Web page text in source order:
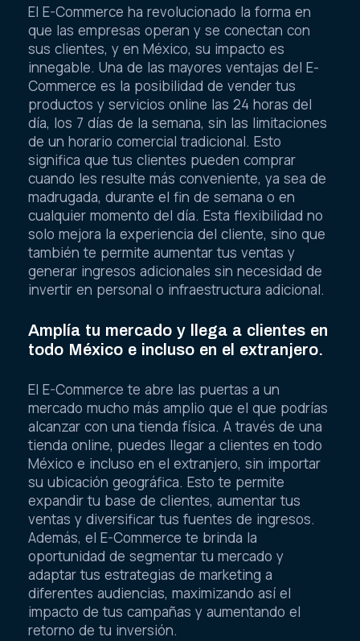
El E-Commerce ha revolucionado la forma en
que las empresas operan y se conectan con
sus clientes, y en México, su impacto es
innegable. Una de las mayores ventajas del E-
Commerce es la posibilidad de vender tus
productos y servicios online las 24 horas del
día, los 7 días de la semana, sin las limitaciones
de un horario comercial tradicional. Esto
significa que tus clientes pueden comprar
cuando les resulte más conveniente, ya sea de
madrugada, durante el fin de semana o en
cualquier momento del día. Esta flexibilidad no
solo mejora la experiencia del cliente, sino que
también te permite aumentar tus ventas y
generar ingresos adicionales sin necesidad de
invertir en personal o infraestructura adicional.
Amplía tu mercado y llega a clientes en
todo México e incluso en el extranjero.
El E-Commerce te abre las puertas a un
mercado mucho más amplio que el que podrías
alcanzar con una tienda física. A través de una
tienda online, puedes llegar a clientes en todo
México e incluso en el extranjero, sin importar
su ubicación geográfica. Esto te permite
expandir tu base de clientes, aumentar tus
ventas y diversificar tus fuentes de ingresos.
Además, el E-Commerce te brinda la
oportunidad de segmentar tu mercado y
adaptar tus estrategias de marketing a
diferentes audiencias, maximizando así el
impacto de tus campañas y aumentando el
retorno de tu inversión.